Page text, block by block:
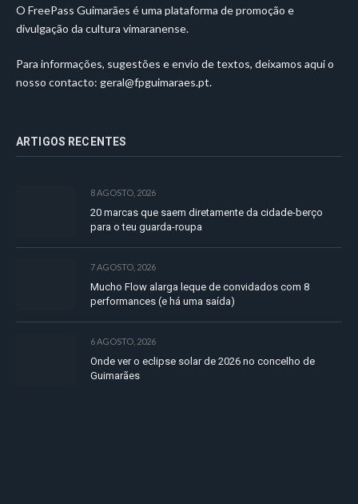
O FreePass Guimarães é uma plataforma de promoção e
divulgação da cultura vimaranense.
Para informações, sugestões e envio de textos, deixamos aqui o
nosso contacto: geral@fpguimaraes.pt.
ARTIGOS RECENTES
8 AGOSTO, 2026
20 marcas que saem diretamente da cidade-berço
para o teu guarda-roupa
7 AGOSTO, 2026
Mucho Flow alarga leque de convidados com 8
performances (e há uma saída)
6 AGOSTO, 2026
Onde ver o eclipse solar de 2026 no concelho de
Guimarães